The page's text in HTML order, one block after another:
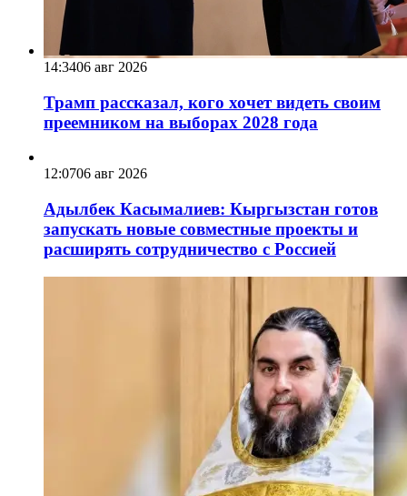
14:3406 авг 2026
Трамп рассказал, кого хочет видеть своим
преемником на выборах 2028 года
12:0706 авг 2026
Адылбек Касымалиев: Кыргызстан готов
запускать новые совместные проекты и
расширять сотрудничество с Россией